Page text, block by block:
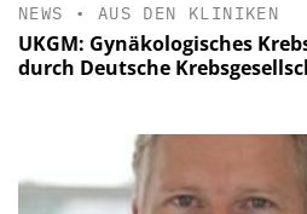
NEWS • AUS DEN KLINIKEN
UKGM: Gynäkologisches
durch Deutsche